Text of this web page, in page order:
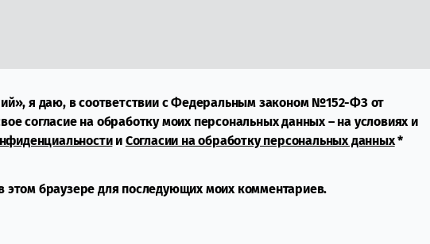
я даю, в соответствии с Федеральным законом №152-ФЗ от
согласие на обработку моих персональных данных – на условиях и
и Согласии на обработку персональных данных*
этом браузере для последующих моих комментариев.